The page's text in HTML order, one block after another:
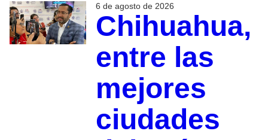
6 de agosto de 2026
Chihuahua,
entre las
mejores
ciudades